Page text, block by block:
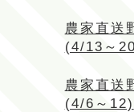
農家直送
(4/13～
農家直送
(4/6～12)